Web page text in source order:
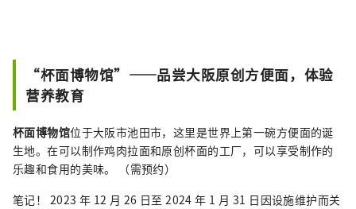
“杯面博物馆”——品尝大阪原创方便面，体验
营养教育
杯面博物馆位于大阪市池田市，这里是世界上第一碗方便面的诞
生地。在可以制作鸡肉拉面和原创杯面的工厂，可以享受制作的
乐趣和食用的美味。 （需预约）
笔记！ 2023 年 12 月 26 日至 2024 年 1 月 31 日因设施维护而关